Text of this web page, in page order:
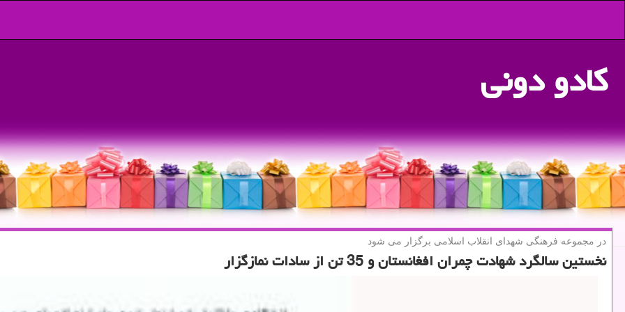
كادو دونی
در مجموعه فرهنگی شهدای انقلاب اسلامی برگزار می شود
نخستین سالگرد شهادت چمران افغانستان و 35 تن از سادات نمازگزار